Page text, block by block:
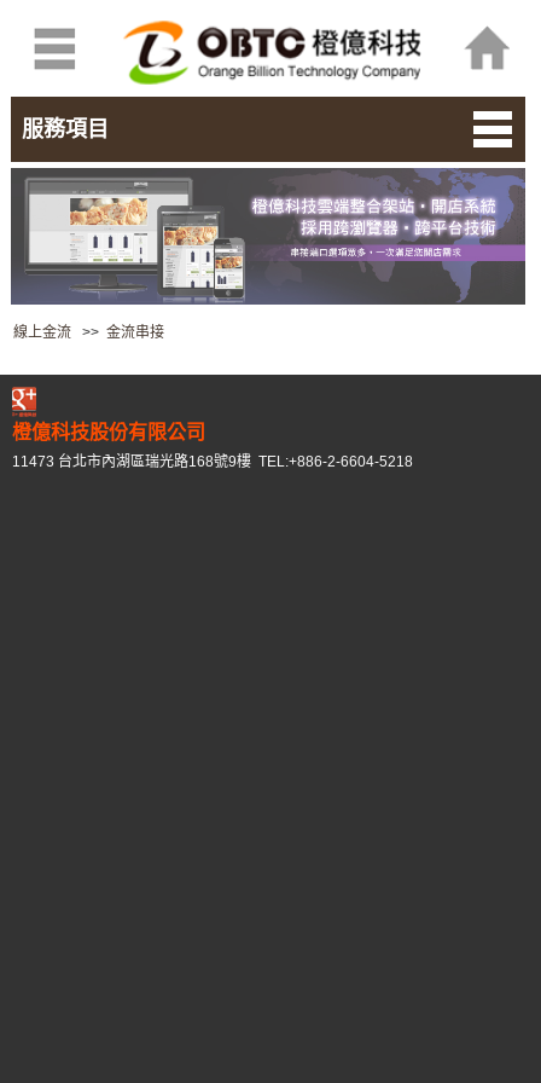
服務項目
線上金流 >>金流串接
橙億科技股份有限公司
11473 台北市內湖區瑞光路168號9樓 TEL:+886-2-6604-5218